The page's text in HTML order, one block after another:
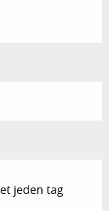
jeden tag